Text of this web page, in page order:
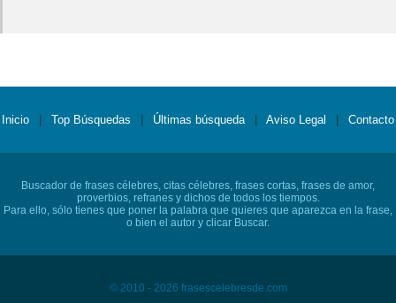
Inicio Top Búsquedas Últimas búsqueda Aviso Legal Contacto
Buscador de frases célebres, citas célebres, frases cortas, frases de amor,
proverbios, refranes y dichos de todos los tiempos.
Para ello, sólo tienes que poner la palabra que quieres que aparezca en la frase,
o bien el autor y clicar Buscar.
© 2010 - 2026 frasescelebresde.com